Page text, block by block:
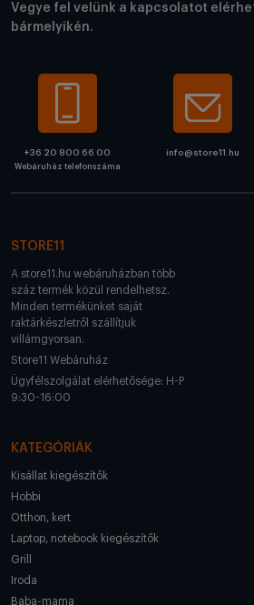
Vegye fel velünk a kapcsolatot
bármelyikén.
+36 20 800 66 00
Webáruház telefonszáma
info@store11.hu
STORE11
A store11.hu webáruházban több
száz termék közül rendelhetsz.
Minden termékünket saját
raktárkészletről szállítjuk
villámgyorsan.
Store11 Webáruház
Ügyfélszolgálat elérhetősége: H-P
9:30-16:00
KATEGÓRIÁK
Kisállat kiegészítők
Hobbi
Otthon, kert
Laptop, notebook kiegészítők
Grill
Iroda
Baba-mama